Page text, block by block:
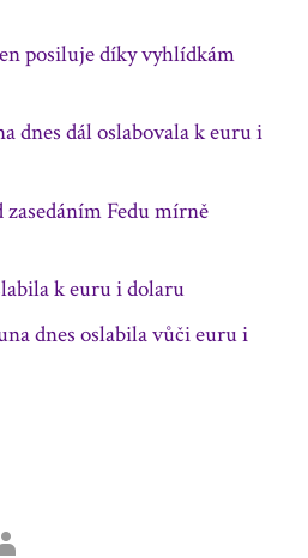
posiluje díky vyhlídkám
dnes dál oslabovala k euru i
Fedu mírně
k euru i dolaru
dnes oslabila vůči euru i